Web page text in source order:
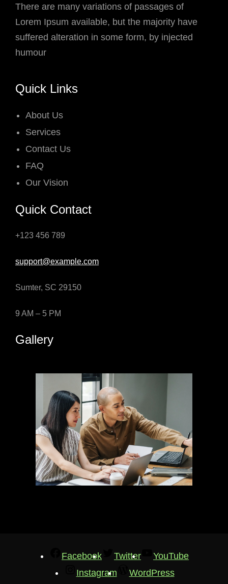
There are many variations of passages of
Lorem Ipsum available, but the majority have
suffered alteration in some form, by injected
humour
Quick Links
About Us
Services
Contact Us
FAQ
Our Vision
Quick Contact
+123 456 789
support@example.com
Sumter, SC 29150
9 AM – 5 PM
Gallery
Facebook Twitter
YouTube
Instagram
WordPress